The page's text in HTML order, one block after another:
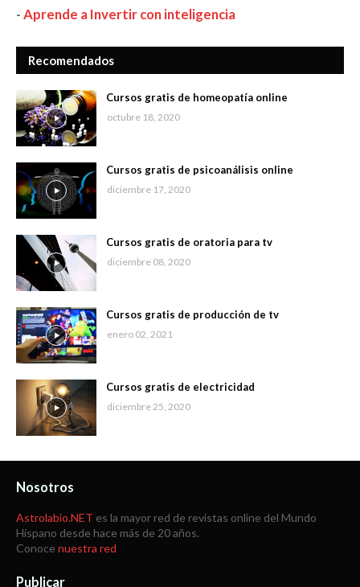
-Aprende a Invertir con inteligencia
Recomendados
Cursos gratis de homeopatía online
octubre 18, 2020
Cursos gratis de psicoanálisis online
diciembre 17, 2020
Cursos gratis de oratoria para tv
diciembre 08, 2020
Cursos gratis de producción de tv
enero 02, 2021
Cursos gratis de electricidad
diciembre 25, 2020
Nosotros
Astrolabio.NET es la mayor red de revistas online del Mundo
Hispano desde hace más de 20 años.
Conoce nuestra red
Publicar